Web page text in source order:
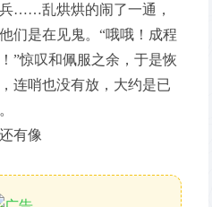
……乱烘烘的闹了一通，
们是在见鬼。“哦哦！成程
”惊叹和佩服之余，于是恢
连哨也没有放，大约是已
有像